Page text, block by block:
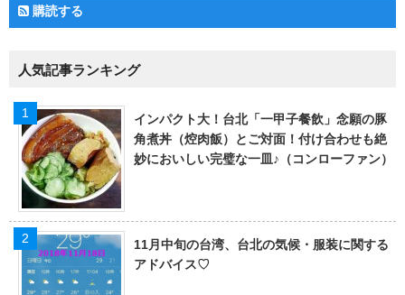
購読する
人気記事ランキング
インパクト大！台北「一甲子餐飲」念願の豚
角煮丼（焢肉飯）とご対面！付け合わせも絶
妙においしい完璧な一皿♪（コンローファン）
11月中旬の台湾、台北の気候・服装に関する
アドバイス♡